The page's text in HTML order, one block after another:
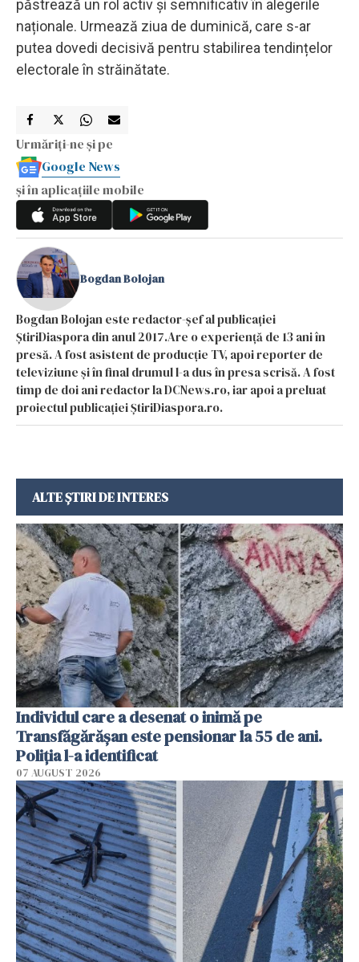
păstrează un rol activ și semnificativ în alegerile
naționale. Urmează ziua de duminică, care s-ar
putea dovedi decisivă pentru stabilirea tendințelor
electorale în străinătate.
Urmăriți-ne și pe
Google News
și în aplicațiile mobile
Bogdan Bolojan
Bogdan Bolojan este redactor-șef al publicației
ȘtiriDiaspora din anul 2017.Are o experiență de 13 ani în
presă. A fost asistent de producție TV, apoi reporter de
televiziune și în final drumul l-a dus în presa scrisă. A fost
timp de doi ani redactor la DCNews.ro, iar apoi a preluat
proiectul publicației ȘtiriDiaspora.ro.
ALTE ȘTIRI DE INTERES
Individul care a desenat o inimă pe
Transfăgărășan este pensionar la 55 de ani.
Poliția l-a identificat
07 AUGUST 2026